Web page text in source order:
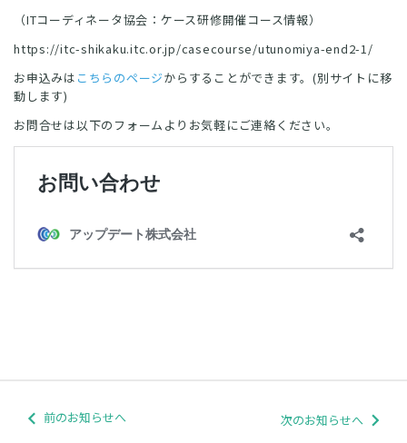
（ITコーディネータ協会：ケース研修開催コース情報）
https://itc-shikaku.itc.or.jp/casecourse/utunomiya-end2-1/
お申込みは こちらのページからすることができます。(別サイトに移
動します)
お問合せは以下のフォームよりお気軽にご連絡ください。
前のお知らせへ 次のお知らせへ